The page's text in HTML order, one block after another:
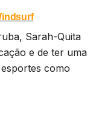
Sarah-Quita
e de ter uma
como